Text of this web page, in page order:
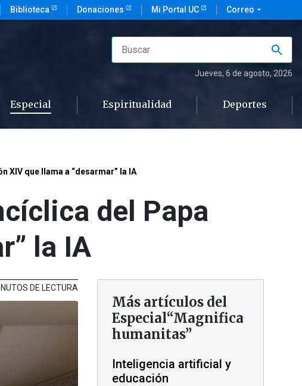
Biblioteca Donaciones Mi Portal UC Correo arrow_drop_down
Jueves, 6 de agosto, 2026
Especial Espiritualidad Deportes
XIV que llama a “desarmar” la IA
del Papa
la IA
DE LECTURA
Más artículos del
Especial“Magnifica
humanitas”
Inteligencia artificial y
educación